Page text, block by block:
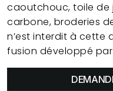
caoutchouc, toile de
carbone, broderies
n’est interdit à cette
fusion développé